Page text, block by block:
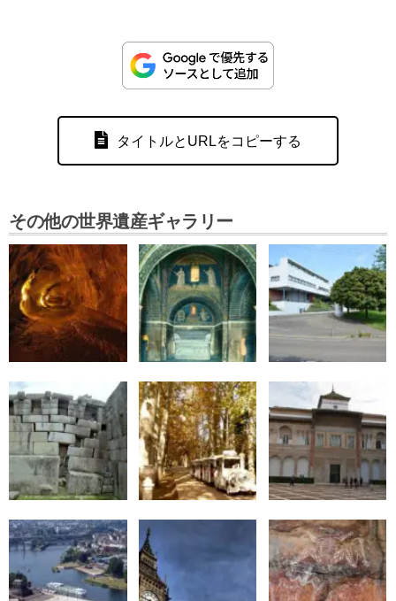
タイトルとURLをコピーする
その他の世界遺産ギャラリー